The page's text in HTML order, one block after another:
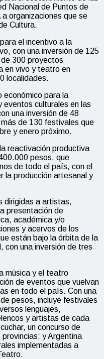
Nacional de Puntos de
organizaciones que se
Cultura.
el incentivo a la
con una inversión de 125
300 proyectos
en vivo y teatro en
localidades.
económico para la
culturales en las
una inversión de 48
de 130 festivales que
y enero próximo.
reactivación productiva
pesos, que
de todo el país, con el
la producción artesanal y
dirigidas a artistas,
presentación de
académica y/o
y acervos de los
están bajo la órbita de la
con una inversión de tres
música y el teatro
de eventos que vuelvan
en todo el país. Con una
pesos, incluye festivales
lenguajes,
y artistas de cada
un concurso de
y Argentina
implementadas a